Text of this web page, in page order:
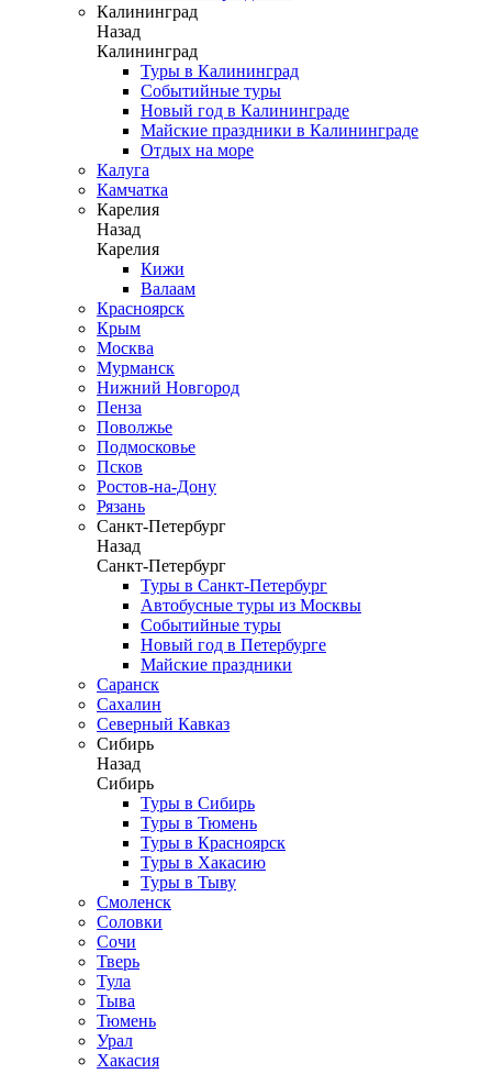
Калининград
Назад
Калининград
Туры в Калининград
Событийные туры
Новый год в Калининграде
Майские праздники в Калининграде
Отдых на море
Калуга
Камчатка
Карелия
Назад
Карелия
Кижи
Валаам
Красноярск
Крым
Москва
Мурманск
Нижний Новгород
Пенза
Поволжье
Подмосковье
Псков
Ростов-на-Дону
Рязань
Санкт-Петербург
Назад
Санкт-Петербург
Туры в Санкт-Петербург
Автобусные туры из Москвы
Событийные туры
Новый год в Петербурге
Майские праздники
Саранск
Сахалин
Северный Кавказ
Сибирь
Назад
Сибирь
Туры в Сибирь
Туры в Тюмень
Туры в Красноярск
Туры в Хакасию
Туры в Тыву
Смоленск
Соловки
Сочи
Тверь
Тула
Тыва
Тюмень
Урал
Хакасия